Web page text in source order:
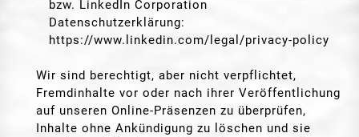
bzw. LinkedIn Corporation
Datenschutzerklärung:
https://www.linkedin.com/legal/privacy-policy
Wir sind berechtigt, aber nicht verpflichtet,
Fremdinhalte vor oder nach ihrer Veröffentlichung
auf unseren Online-Präsenzen zu überprüfen,
Inhalte ohne Ankündigung zu löschen und sie